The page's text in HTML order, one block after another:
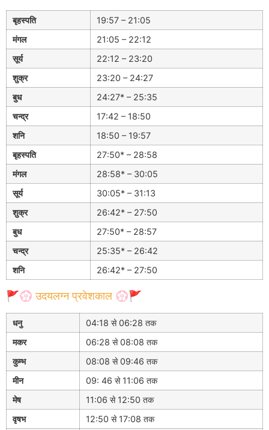
बृहस्पति
19:57 – 21:05
मंगल
21:05 – 22:12
सूर्य
22:12 – 23:20
शुक्र
23:20 – 24:27
बुध
24:27* – 25:35
चन्द्र
17:42 – 18:50
शनि
18:50 – 19:57
बृहस्पति
27:50* – 28:58
मंगल
28:58* – 30:05
सूर्य
30:05* – 31:13
शुक्र
26:42* – 27:50
बुध
27:50* – 28:57
चन्द्र
25:35* – 26:42
शनि
26:42* – 27:50
🚩💮 उदयलग्न प्रवेशकाल 💮🚩
धनु
04:18 से 06:28 तक
मकर
06:28 से 08:08 तक
कुम्भ
08:08 से 09:46 तक
मीन
09: 46 से 11:06 तक
मेष
11:06 से 12:50 तक
वृषभ
12:50 से 17:08 तक